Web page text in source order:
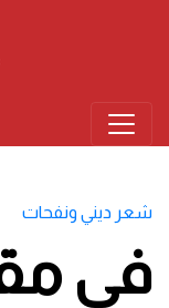
شعر ديني ونفحات
في